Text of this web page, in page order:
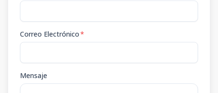
Correo Electrónico*
Mensaje